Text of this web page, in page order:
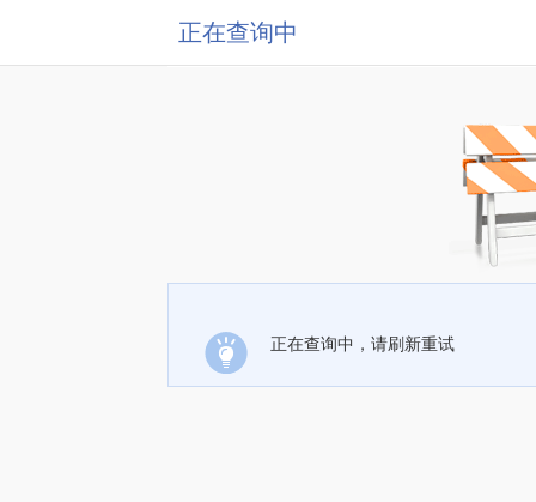
正在查询中
正在查询中，请刷新重试